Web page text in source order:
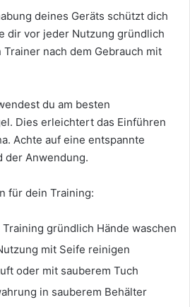
deines Geräts schützt dich
dir vor jeder Nutzung gründlich
nach dem Gebrauch mit
du am besten
Dies erleichtert das Einführen
Achte auf eine entspannte
der Anwendung.
für dein Training:
gründlich Hände waschen
mit Seife reinigen
oder mit sauberem Tuch
in sauberem Behälter